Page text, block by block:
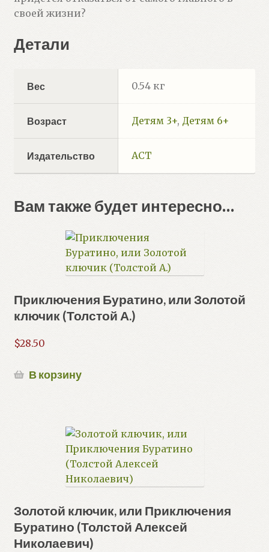
своей жизни?
Детали
Вес 0.54 кг
Возраст Детям 3+, Детям 6+
Издательство АСТ
Вам также будет интересно…
Приключения Буратино, или Золотой
ключик (Толстой А.)
$28.50
В корзину
Золотой ключик, или Приключения
Буратино (Толстой Алексей
Николаевич)